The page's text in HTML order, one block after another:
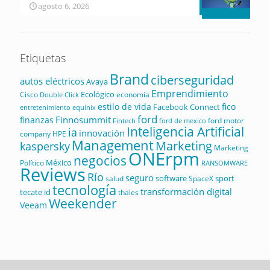
agosto 6, 2026
Etiquetas
autos eléctricosAvaya Brandciberseguridad
Cisco Double Click Ecológico economía Emprendimiento
entretenimiento equinix estilo de vida Facebook Connectfico
finanzas Finnosummit Fintech ford ford de mexico ford motor
company HPE ia innovación Inteligencia Artificial
kaspersky ManagementMarketing Marketing
Político México negociosONErpm RANSOMWARE
Reviews Río saludsegurosoftwareSpaceXsport
tecate id tecnología thalestransformación digital
Veeam Weekender